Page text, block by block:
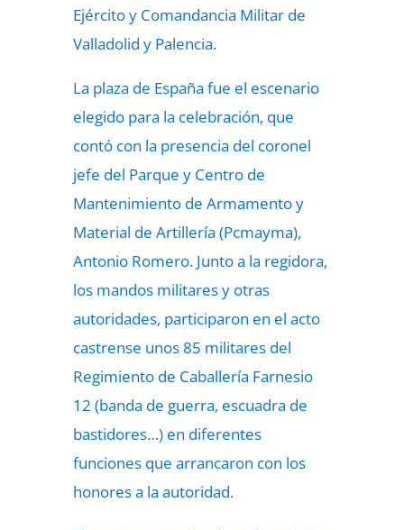
Ejército y Comandancia Militar de
Valladolid y Palencia.
La plaza de España fue el escenario
elegido para la celebración, que
contó con la presencia del coronel
jefe del Parque y Centro de
Mantenimiento de Armamento y
Material de Artillería (Pcmayma),
Antonio Romero. Junto a la regidora,
los mandos militares y otras
autoridades, participaron en el acto
castrense unos 85 militares del
Regimiento de Caballería Farnesio
12 (banda de guerra, escuadra de
bastidores…) en diferentes
funciones que arrancaron con los
honores a la autoridad.